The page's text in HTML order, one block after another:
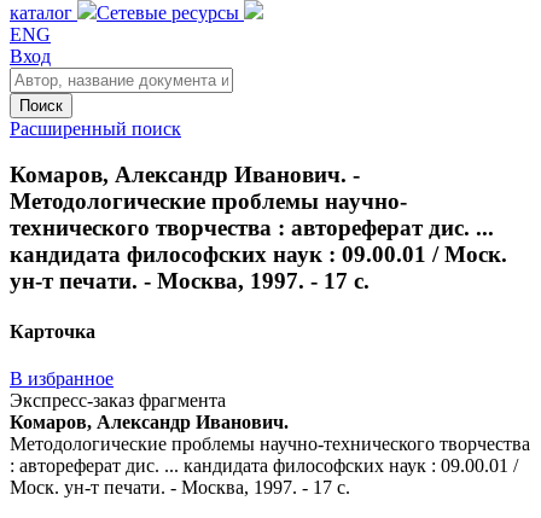
каталог
Сетевые ресурсы
ENG
Вход
Поиск
Расширенный поиск
Комаров, Александр Иванович. -
Методологические проблемы научно-
технического творчества : автореферат дис. ...
кандидата философских наук : 09.00.01 / Моск.
ун-т печати. - Москва, 1997. - 17 с.
Карточка
В избранное
Экспресс-заказ фрагмента
Комаров, Александр Иванович.
Методологические проблемы научно-технического творчества
: автореферат дис. ... кандидата философских наук : 09.00.01 /
Моск. ун-т печати. - Москва, 1997. - 17 с.